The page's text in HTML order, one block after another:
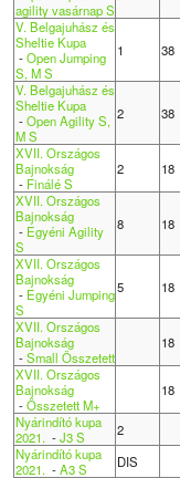
agility vasárnap S
V. Belgajuhász és
Sheltie Kupa
-Open Jumping
S, M S
1 38
V. Belgajuhász és
Sheltie Kupa
-Open Agility S,
M S
2 38
XVII. Országos
Bajnokság
- Finálé S
2 18
XVII. Országos
Bajnokság
- Egyéni Agility
S
8 18
XVII. Országos
Bajnokság
- Egyéni Jumping
S
5 18
XVII. Országos
Bajnokság
-Small Összetett
18
XVII. Országos
Bajnokság
-Összetett M+
18
Nyárindító kupa
2021. -J3 S 2
Nyárindító kupa
2021. -A3 S DIS